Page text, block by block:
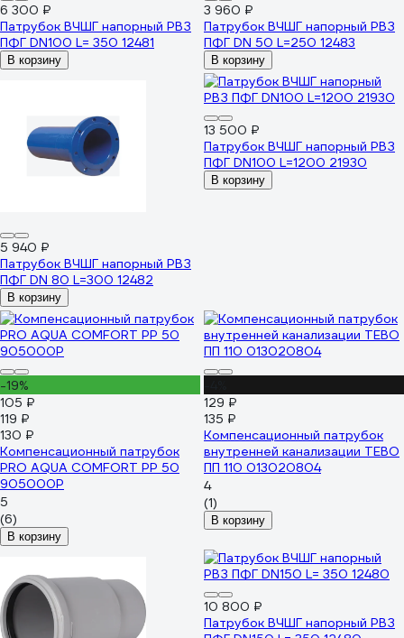
6 300 ₽
Патрубок ВЧШГ напорный РВЗ
ПФГ DN100 L= 350 12481
В корзину
3 960 ₽
Патрубок ВЧШГ напорный РВЗ
ПФГ DN 50 L=250 12483
В корзину
5 940 ₽
Патрубок ВЧШГ напорный РВЗ
ПФГ DN 80 L=300 12482
В корзину
13 500 ₽
Патрубок ВЧШГ напорный РВЗ
ПФГ DN100 L=1200 21930
В корзину
-19%
105 ₽
119 ₽
130 ₽
Компенсационный патрубок
PRO AQUA COMFORT PP 50
905000P
5
(6)
В корзину
129 ₽
135 ₽
Компенсационный патрубок
внутренней канализации TEBO
ПП 110 013020804
4
(1)
В корзину
10 800 ₽
Патрубок ВЧШГ напорный РВЗ